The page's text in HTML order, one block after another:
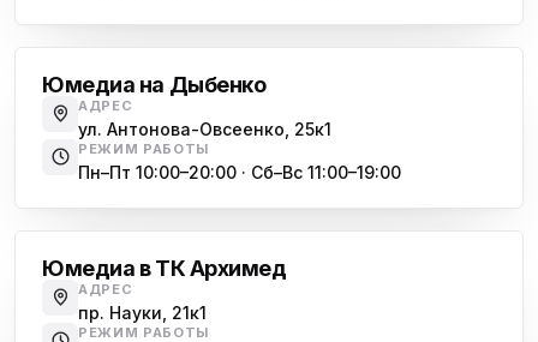
ю ул. Белы Куна, 24к1
ю
Юмедиа в Купчино
ул. Будапештская, 87-3
Юмедиа Сервис в Колпино
ю
Юмедиа во Всеволожске
пр. Христиновский 28, Всеволожск
Юмедиа на Дыбенко
АДРЕС
ул. Антонова-Овсеенко, 25к1
РЕЖИМ РАБОТЫ
Пн–Пт 10:00–20:00 · Сб–Вс 11:00–19:00
Юмедиа в ТК Архимед
АДРЕС
пр. Науки, 21к1
РЕЖИМ РАБОТЫ